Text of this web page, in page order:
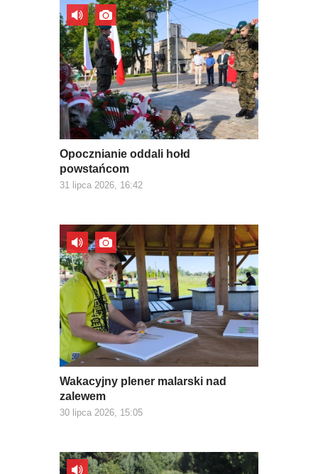
Opocznianie oddali hołd
powstańcom
31 lipca 2026, 16:42
Wakacyjny plener malarski nad
zalewem
30 lipca 2026, 15:05